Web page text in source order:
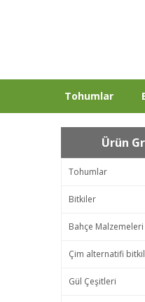
Tohumlar
Ürün
Tohumlar
Bitkiler
Bahçe Malzemeleri
Çim alternatifi
Gül Çeşitleri